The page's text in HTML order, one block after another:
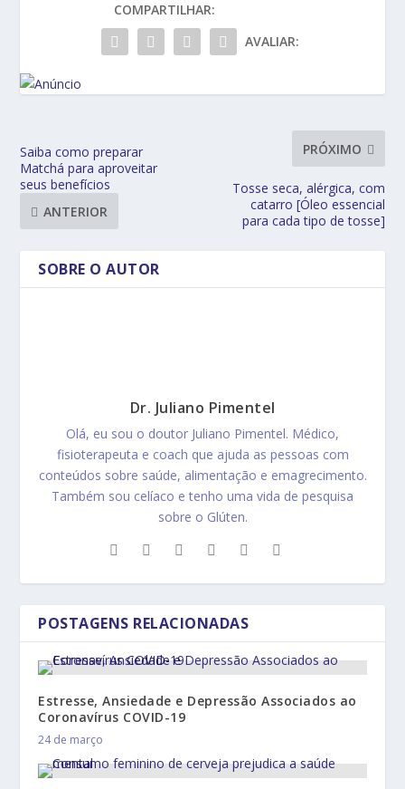
COMPARTILHAR:
AVALIAR:
Saiba como preparar
Matchá para aproveitar
seus benefícios
ANTERIOR
PRÓXIMO
Tosse seca, alérgica, com
catarro [Óleo essencial
para cada tipo de tosse]
SOBRE O AUTOR
Dr. Juliano Pimentel
Olá, eu sou o doutor Juliano Pimentel. Médico,
fisioterapeuta e coach que ajuda as pessoas com
conteúdos sobre saúde, alimentação e emagrecimento.
Também sou celíaco e tenho uma vida de pesquisa
sobre o Glúten.
POSTAGENS RELACIONADAS
Estresse, Ansiedade e Depressão Associados ao
Coronavírus COVID-19
24 de março